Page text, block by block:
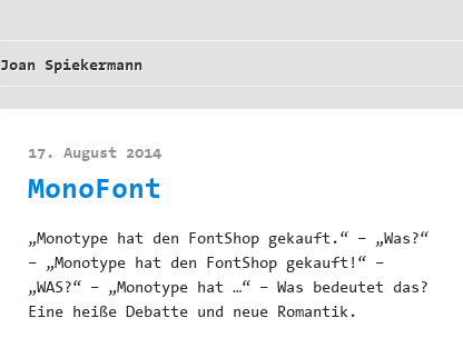
Joan Spiekermann
17. August 2014
MonoFont
„Monotype hat den FontShop gekauft.“ – „Was?“
– „Monotype hat den FontShop gekauft!“ –
„WAS?“ – „Monotype hat …“ – Was bedeutet das?
Eine heiße Debatte und neue Romantik.